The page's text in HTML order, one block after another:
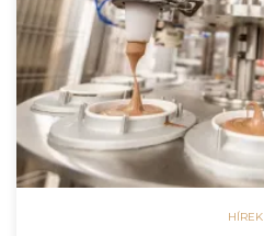
HÍREK